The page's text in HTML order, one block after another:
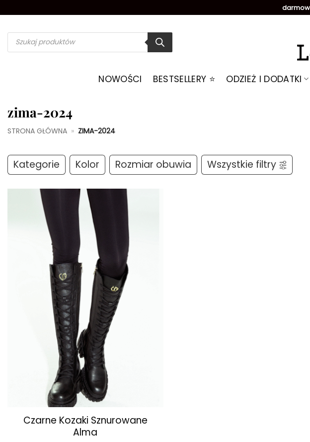
zawartości
Wyszukiwarka
produktów
NOWOŚCI BESTSELLERY ⭐️ ODZIEŻ I DODATKI
zima-2024
STRONA GŁÓWNA » ZIMA-2024
Kategorie Kolor Rozmiar obuwia Wszystkie filtry
Dodaj do
ulubionych
Czarne Kozaki Sznurowane
Alma